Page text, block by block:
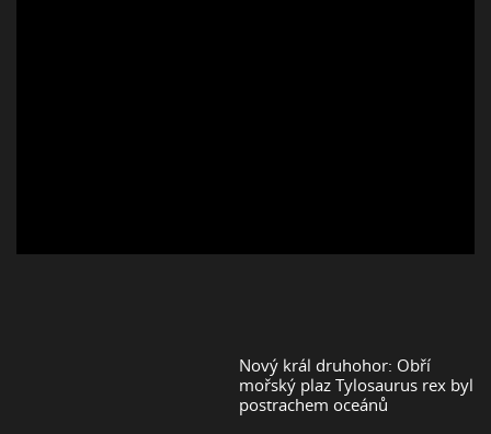
Nový král druhohor: Obří
mořský plaz Tylosaurus rex byl
postrachem oceánů